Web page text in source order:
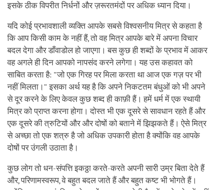
इसके ठीक विपरीत निर्धनों और ज़रूरतमंदों पर अधिक ध्यान दिया।
यदि कोई प्रभावशाली व्यक्ति आपके सबसे विश्वसनीय मित्र से कहता है
कि आप किसी काम के नहीं हैं, तो वह मित्र आपके बारे में अपना विचार
बदल देगा और डाँवाडोल हो जाएगा। बस कुछ ही शब्दों के प्रभाव में आकर
वह अगले ही दिन आपको नापसंद करने लगेगा। यह उस कहावत को
साबित करता है: "जो एक गिरह पर मिला करता था आज एक गज़ पर भी
नहीं मिलता।" इसका अर्थ यह है कि अपने निकटतम बंधुओं को भी अपने
से दूर करने के लिए केवल कुछ शब्द ही काफ़ी हैं। हमें धर्म में एक स्थायी
मित्र को प्राप्त करना होगा। दोस्त भी एक दूसरे से सावधान रहते हैं और
एक दूसरे की त्रुटियों और और दोषों को बताने में झिझकते हैं। ऐसे मित्र
से अच्छा तो एक शत्रु है जो अधिक उपकारी होता है क्योंकि वह आपके
दोषों पर उंगली उठाता है।
कुछ लोग तो धन-संपत्ति इकठ्ठा करते-करते अपनी सारी उम्र बिता देते हैं
और, परिणामस्वरूप, वे बहुत बदल जाते हैं और बहुत कष्ट भी भोगते हैं।